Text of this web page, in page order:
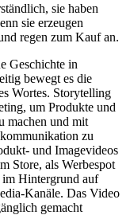
sie haben
sie erzeugen
regen zum Kauf an.
Geschichte in
bewegt es die
Wortes. Storytelling
um Produkte und
machen und mit
zu
und Imagevideos
Store, als Werbespot
Hintergrund auf
Kanäle. Das Video
gemacht